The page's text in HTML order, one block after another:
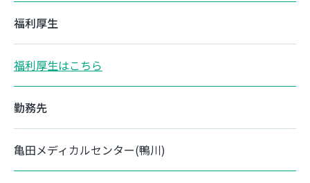
福利厚生
福利厚生はこちら
勤務先
亀田メディカルセンター(鴨川)